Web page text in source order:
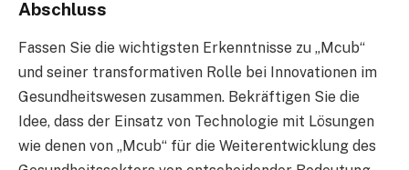
Abschluss
Fassen Sie die wichtigsten Erkenntnisse zu „Mcub“
und seiner transformativen Rolle bei Innovationen im
Gesundheitswesen zusammen. Bekräftigen Sie die
Idee, dass der Einsatz von Technologie mit Lösungen
wie denen von „Mcub“ für die Weiterentwicklung des